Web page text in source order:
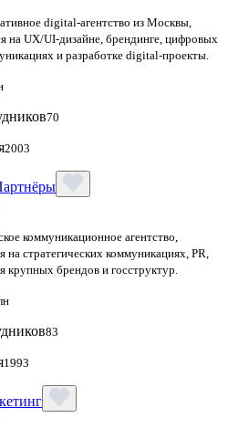
digital‑агентство из Москвы,
на UX/UI‑дизайне, брендинге, цифровых
и разработке digital‑проекты.
70
2003
коммуникационное агентство,
на стратегических коммуникациях, PR,
брендов и госструктур.
83
1993